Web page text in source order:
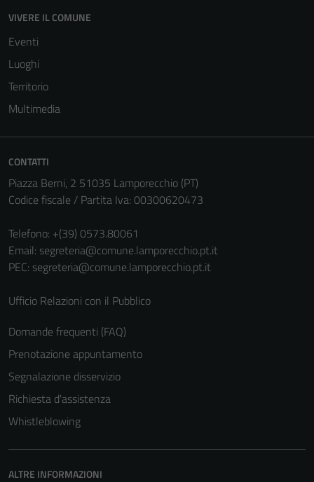
VIVERE IL COMUNE
Eventi
Luoghi
Territorio
Multimedia
CONTATTI
Piazza Berni, 2 51035 Lamporecchio (PT)
Codice fiscale / Partita Iva: 00300620473
Telefono: +(39) 0573.80061
Email: segreteria@comune.lamporecchio.pt.it
PEC: segreteria@comune.lamporecchio.pt.it
Ufficio Relazioni con il Pubblico
Domande frequenti (FAQ)
Prenotazione appuntamento
Segnalazione disservizio
Richiesta d'assistenza
Whistleblowing
ALTRE INFORMAZIONI
Terze parti
sono
impostati da
una serie di
(si veda la
Cookie policy
estesa per i